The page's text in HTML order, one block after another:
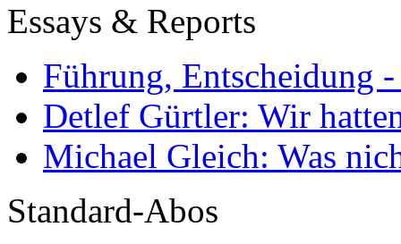
Essays & Reports
Führung, Entscheidung
Detlef Gürtler: Wir
Michael Gleich: Was
Standard-Abos